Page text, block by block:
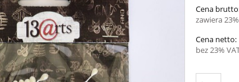
Cena
zawiera
Cena netto:
bez 23%